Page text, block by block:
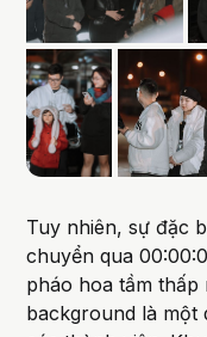
Tuy nhiên, sự đặc
chuyển qua
pháo hoa tầm
background là một